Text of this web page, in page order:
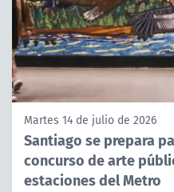
Martes 14 de julio de 2026
Santiago se prepara
concurso de arte
estaciones del Metro